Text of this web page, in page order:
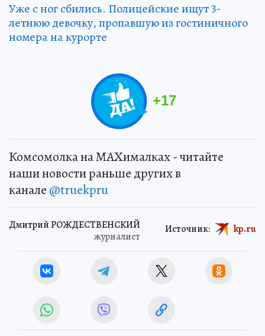
Уже с ног сбились. Полицейские ищут 3-
летнюю девочку, пропавшую из гостиничного
номера на курорте
+17
Комсомолка на MAXималках - читайте
наши новости раньше других в
канале @truekpru
Дмитрий РОЖДЕСТВЕНСКИЙ
журналист
Источник: kp.ru